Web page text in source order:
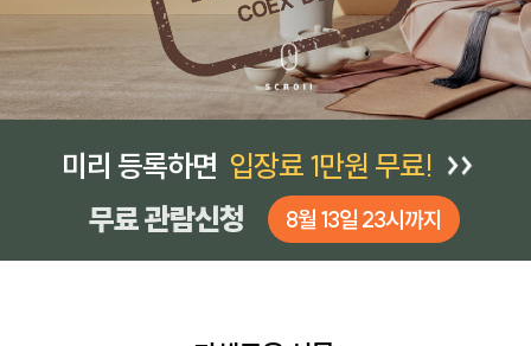
미리 등록하면 입장료 1만원 무료!
무료 관람신청
8월 13일 23시까지